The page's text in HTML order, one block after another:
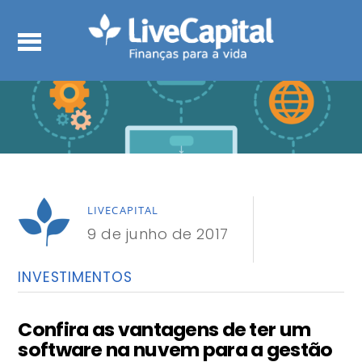
LIVECAPITAL
9 de junho de 2017
INVESTIMENTOS
Confira as vantagens de ter um
software na nuvem para a gestão